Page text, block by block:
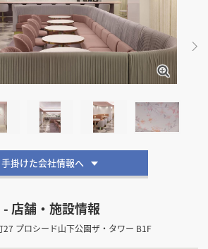
設計・施工会社様へ
装を ご検討中の方へ
手掛けた会社情報へ
店舗・施設情報
プロシード山下公園ザ・タワー B1F